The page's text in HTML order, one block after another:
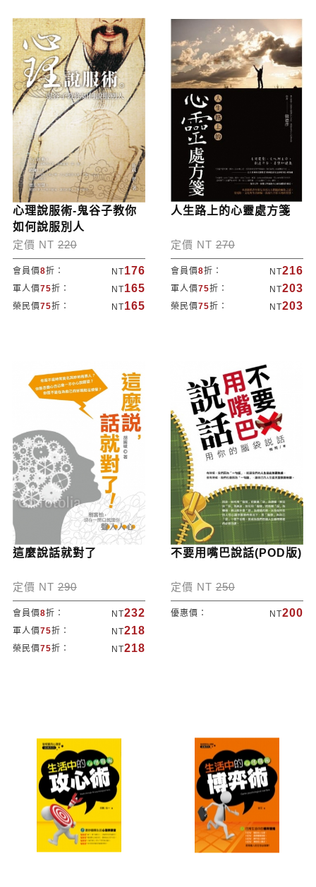
心理說服術-鬼谷子教你
如何說服別人
定價 NT 220
會員價8折： NT176
軍人價75折： NT165
榮民價75折： NT165
人生路上的心靈處方箋
定價 NT 270
會員價8折： NT216
軍人價75折： NT203
榮民價75折： NT203
這麼說話就對了
定價 NT 290
會員價8折： NT232
軍人價75折： NT218
榮民價75折： NT218
不要用嘴巴說話(POD版)
定價 NT 250
優惠價： NT200